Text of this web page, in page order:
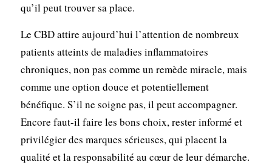
qu’il peut trouver sa place.
Le CBD attire aujourd’hui l’attention de nombreux
patients atteints de maladies inflammatoires
chroniques, non pas comme un remède miracle, mais
comme une option douce et potentiellement
bénéfique. S’il ne soigne pas, il peut accompagner.
Encore faut-il faire les bons choix, rester informé et
privilégier des marques sérieuses, qui placent la
qualité et la responsabilité au cœur de leur démarche.